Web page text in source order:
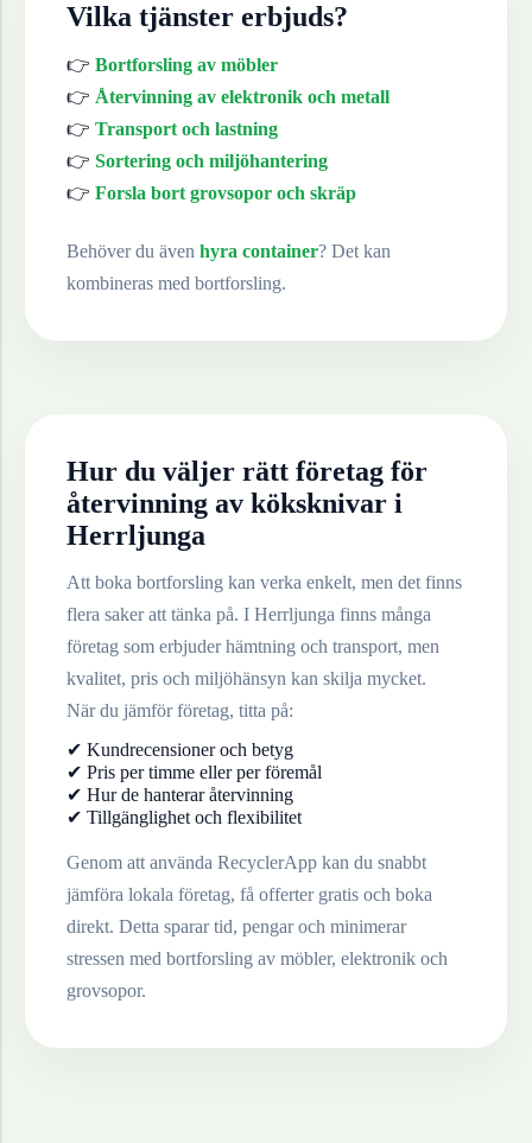
Vilka tjänster erbjuds?
👉 Bortforsling av möbler
👉 Återvinning av elektronik och metall
👉 Transport och lastning
👉 Sortering och miljöhantering
👉 Forsla bort grovsopor och skräp
Behöver du även hyra container? Det kan
kombineras med bortforsling.
Hur du väljer rätt företag för
återvinning av köksknivar i
Herrljunga
Att boka bortforsling kan verka enkelt, men det finns
flera saker att tänka på. I Herrljunga finns många
företag som erbjuder hämtning och transport, men
kvalitet, pris och miljöhänsyn kan skilja mycket.
När du jämför företag, titta på:
✔ Kundrecensioner och betyg
✔ Pris per timme eller per föremål
✔ Hur de hanterar återvinning
✔ Tillgänglighet och flexibilitet
Genom att använda RecyclerApp kan du snabbt
jämföra lokala företag, få offerter gratis och boka
direkt. Detta sparar tid, pengar och minimerar
stressen med bortforsling av möbler, elektronik och
grovsopor.